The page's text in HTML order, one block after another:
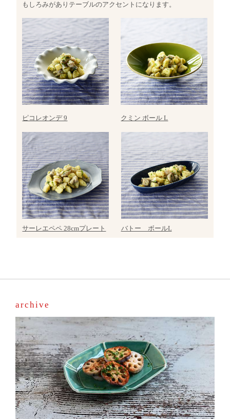
もしろみがありテーブルのアクセントになります。
ピコレオンデ 9 クミン ボール L
サーレエペペ 28cmプレート バトー ボールL
archive